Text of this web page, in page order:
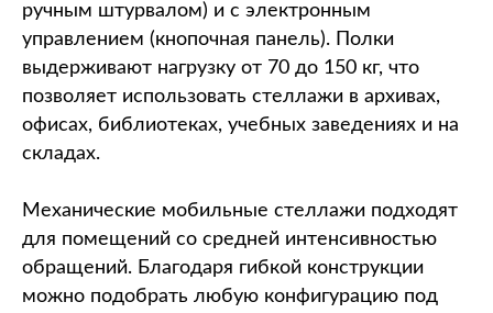
ручным штурвалом) и с электронным
управлением (кнопочная панель). Полки
выдерживают нагрузку от 70 до 150 кг, что
позволяет использовать стеллажи в архивах,
офисах, библиотеках, учебных заведениях и на
складах.
Механические мобильные стеллажи подходят
для помещений со средней интенсивностью
обращений. Благодаря гибкой конструкции
можно подобрать любую конфигурацию под